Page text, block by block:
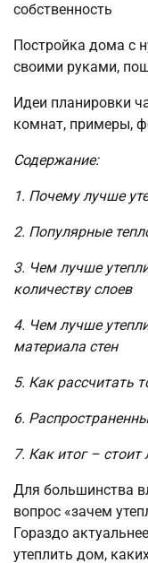
собственность
Постройка дома с
своими руками,
Идеи планировки
комнат, примеры,
Содержание:
1. Почему лучше
2. Популярные
3. Чем лучше
количеству слоев
4. Чем лучше
материала стен
5. Как рассчитать
6.
7. Как итог – стоит
Для большинства
вопрос «зачем
Гораздо
утеплить дом,